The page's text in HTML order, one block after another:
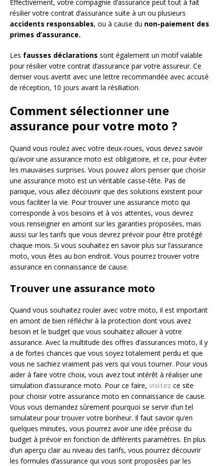
Effectivement, votre compagnie d’assurance peut tout à fait
résilier votre contrat d’assurance suite à un ou plusieurs
accidents responsables, ou à cause du non-paiement des
primes d’assurance.
Les fausses déclarations sont également un motif valable
pour résilier votre contrat d’assurance par votre assureur. Ce
dernier vous avertit avec une lettre recommandée avec accusé
de réception, 10 jours avant la résiliation.
Comment sélectionner une
assurance pour votre moto ?
Quand vous roulez avec votre deux-roues, vous devez savoir
qu’avoir une assurance moto est obligatoire, et ce, pour éviter
les mauvaises surprises. Vous pouvez alors penser que choisir
une assurance moto est un véritable casse-tête. Pas de
panique, vous allez découvrir que des solutions existent pour
vous faciliter la vie. Pour trouver une assurance moto qui
corresponde à vos besoins et à vos attentes, vous devrez
vous renseigner en amont sur les garanties proposées, mais
aussi sur les tarifs que vous devrez prévoir pour être protégé
chaque mois. Si vous souhaitez en savoir plus sur l’assurance
moto, vous êtes au bon endroit. Vous pourrez trouver votre
assurance en connaissance de cause.
Trouver une assurance moto
Quand vous souhaitez rouler avec votre moto, il est important
en amont de bien réfléchir à la protection dont vous avez
besoin et le budget que vous souhaitez allouer à votre
assurance. Avec la multitude des offres d’assurances moto, il y
a de fortes chances que vous soyez totalement perdu et que
vous ne sachiez vraiment pas vers qui vous tourner. Pour vous
aider à faire votre choix, vous avez tout intérêt à réaliser une
simulation d’assurance moto. Pour ce faire, visitez ce site
pour choisir votre assurance moto en connaissance de cause.
Vous vous demandez sûrement pourquoi se servir d’un tel
simulateur pour trouver votre bonheur. Il faut savoir qu’en
quelques minutes, vous pourrez avoir une idée précise du
budget à prévoir en fonction de différents paramètres. En plus
d’un aperçu clair au niveau des tarifs, vous pourrez découvrir
les formules d’assurance qui vous sont proposées par les